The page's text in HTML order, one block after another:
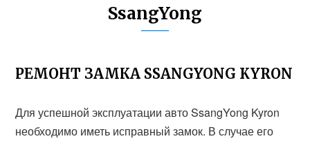
SsangYong
РЕМОНТ ЗАМКА SSANGYONG KYRON
Для успешной эксплуатации авто SsangYong Kyron
необходимо иметь исправный замок. В случае его